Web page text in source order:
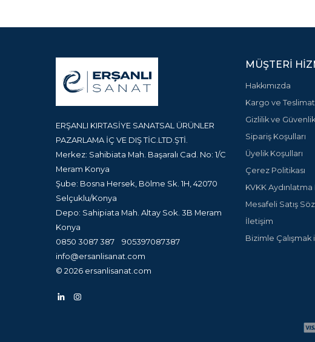
ERŞANLI KIRTASİYE SANATSAL ÜRÜNLER
PAZARLAMA İÇ VE DIŞ TİC.LTD.ŞTİ.
Merkez: Sahibiata Mah. Başaralı Cad. No: 1/C
Meram Konya
Şube: Bosna Hersek, Bölme Sk. 1H, 42070
Selçuklu/Konya
Depo: Sahipiata Mah. Altay Sok. 3B Meram
Konya
0850 3087 387
905397087387
info@ersanlisanat.com
© 2026 ersanlisanat.com
MÜŞTERI
Hakkımızda
Kargo ve Teslimat
Gizlilik ve Güvenlik
Sipariş Koşulları
Üyelik Koşulları
Çerez Politikası
KVKK
Mesafeli Satış
İletişim
Bizimle Çalışmak